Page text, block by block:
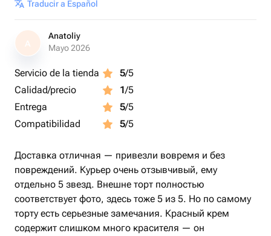
Traducir a Español
A
Anatoliy
Mayo 2026
Servicio de la tienda 5/5
Calidad/precio
1/5
Entrega
5/5
Compatibilidad
5/5
Доставка отличная — привезли вовремя и без
повреждений. Курьер очень отзывчивый, ему
отдельно 5 звезд. Внешне торт полностью
соответствует фото, здесь тоже 5 из 5. Но по самому
торту есть серьезные замечания. Красный крем
содержит слишком много красителя — он